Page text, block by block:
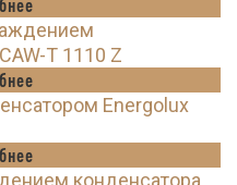
T 1110 Z
Energolux
конденсатора